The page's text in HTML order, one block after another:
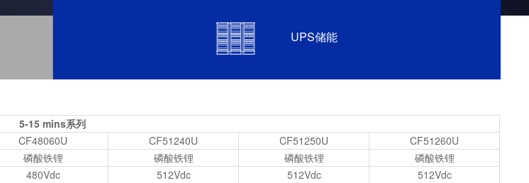
UPS储能
5-15 mins系列
CF48060U CF51240U CF51250U
CF51260U
磷酸铁锂 磷酸铁锂 磷酸铁锂
磷酸铁锂
480Vdc 512Vdc 512Vdc 512Vdc